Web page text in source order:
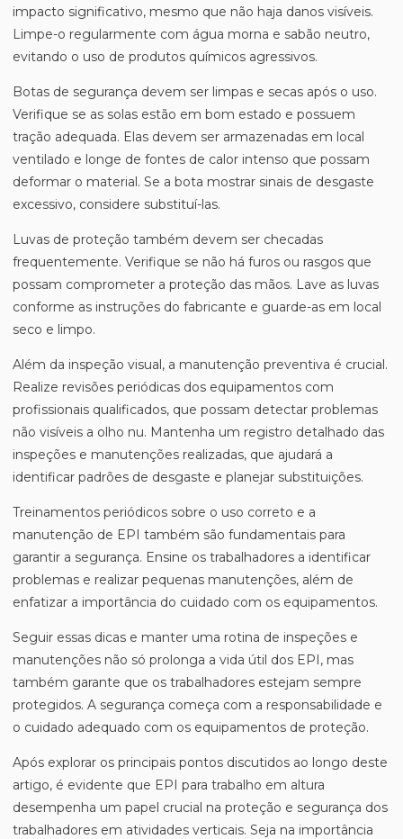
impacto significativo, mesmo que não haja danos visíveis.
Limpe-o regularmente com água morna e sabão neutro,
evitando o uso de produtos químicos agressivos.
Botas de segurança devem ser limpas e secas após o uso.
Verifique se as solas estão em bom estado e possuem
tração adequada. Elas devem ser armazenadas em local
ventilado e longe de fontes de calor intenso que possam
deformar o material. Se a bota mostrar sinais de desgaste
excessivo, considere substituí-las.
Luvas de proteção também devem ser checadas
frequentemente. Verifique se não há furos ou rasgos que
possam comprometer a proteção das mãos. Lave as luvas
conforme as instruções do fabricante e guarde-as em local
seco e limpo.
Além da inspeção visual, a manutenção preventiva é crucial.
Realize revisões periódicas dos equipamentos com
profissionais qualificados, que possam detectar problemas
não visíveis a olho nu. Mantenha um registro detalhado das
inspeções e manutenções realizadas, que ajudará a
identificar padrões de desgaste e planejar substituições.
Treinamentos periódicos sobre o uso correto e a
manutenção de EPI também são fundamentais para
garantir a segurança. Ensine os trabalhadores a identificar
problemas e realizar pequenas manutenções, além de
enfatizar a importância do cuidado com os equipamentos.
Seguir essas dicas e manter uma rotina de inspeções e
manutenções não só prolonga a vida útil dos EPI, mas
também garante que os trabalhadores estejam sempre
protegidos. A segurança começa com a responsabilidade e
o cuidado adequado com os equipamentos de proteção.
Após explorar os principais pontos discutidos ao longo deste
artigo, é evidente que EPI para trabalho em altura
desempenha um papel crucial na proteção e segurança dos
trabalhadores em atividades verticais. Seja na importância